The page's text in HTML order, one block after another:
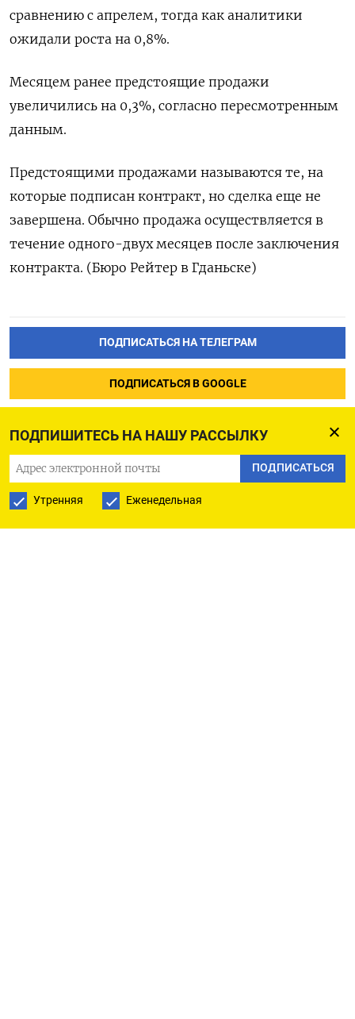
ПОДПИШИТЕСЬ НА НАШУ РАССЫЛКУ
ПОДПИСАТЬСЯ
Утренняя Еженедельная
‌сравнению с ‌апрелем, тогда как аналитики
ожидали ​роста ‌на 0,8%.
Месяцем ​ранее предстоящие ‌продажи
увеличились на 0,3%, согласно ​пересмотренным ​
данным.
Предстоящими ‌продажами называются ​те, на
которые подписан контракт, но сделка еще не
завершена. ​Обычно ⁠продажа осуществляется в
течение ‌одного-двух ‌месяцев после заключения
контракта. (Бюро ​Рейтер в ‌Гданьске)
ПОДПИСАТЬСЯ НА ТЕЛЕГРАМ
ПОДПИСАТЬСЯ В GOOGLE